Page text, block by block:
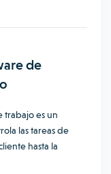
de
trabajo es un
las tareas de
hasta la